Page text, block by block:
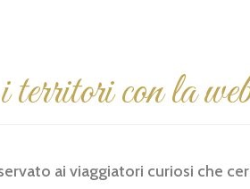
con la
ai viaggiatori curiosi che